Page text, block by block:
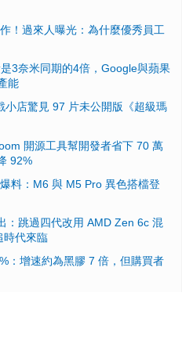
！過來人曝光：為什麼優秀員工
3奈米同期的4倍，Google與蘋果
能
小店驚見 97 片未公開版《超級瑪
開源工具幫開發者省下 70 萬
92%
料：M6 與 M5 Pro 異色搭檔登
：跳過四代改用 AMD Zen 6c 混
時代來臨
：增速約為黑膠 7 倍，但購買者